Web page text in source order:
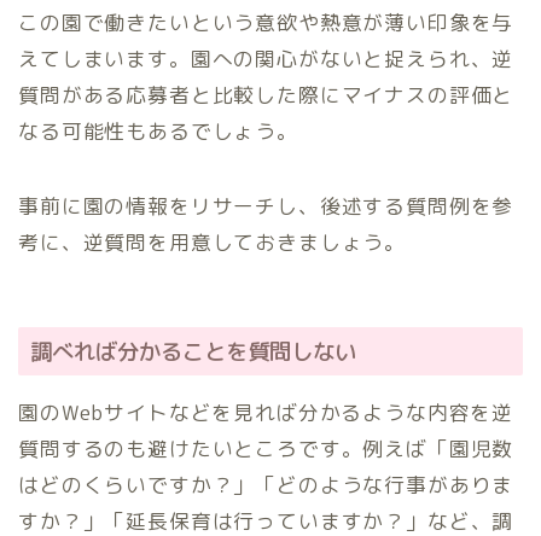
この園で働きたいという意欲や熱意が薄い印象を与
えてしまいます。園への関心がないと捉えられ、逆
質問がある応募者と比較した際にマイナスの評価と
なる可能性もあるでしょう。
事前に園の情報をリサーチし、後述する質問例を参
考に、逆質問を用意しておきましょう。
調べれば分かることを質問しない
園のWebサイトなどを見れば分かるような内容を逆
質問するのも避けたいところです。例えば「園児数
はどのくらいですか？」「どのような行事がありま
すか？」「延長保育は行っていますか？」など、調